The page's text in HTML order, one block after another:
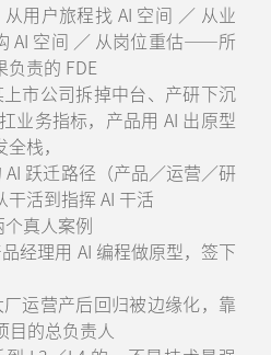
用户旅程找 AI 空间 ／ 从业
AI 空间 ／ 从岗位重估——所
负责的 FDE
市公司拆掉中台、产研下沉
业务指标，产品用 AI 出原型
栈，
跃迁路径（产品／运营／研
干活到指挥 AI 干活
真人案例
经理用 AI 编程做原型，签下
运营产后回归被边缘化，靠
目的总负责人